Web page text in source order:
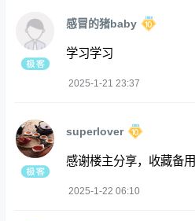
感冒的猪baby
学习学习
2025-1-21 23:37
superlover
感谢楼主分享，收藏备用
2025-1-22 06:10